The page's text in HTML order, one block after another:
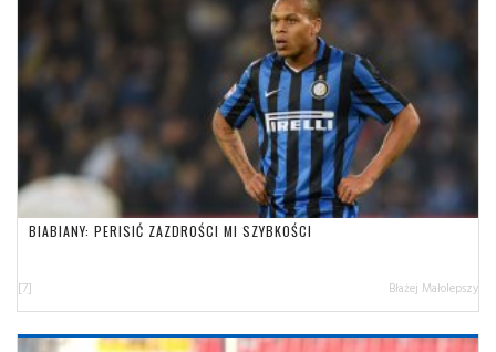
BIABIANY: PERISIĆ ZAZDROŚCI MI SZYBKOŚCI
[7] Błażej Małolepszy